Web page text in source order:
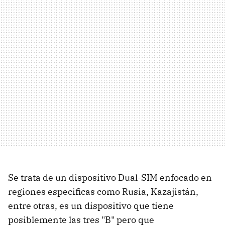
Se trata de un dispositivo Dual-SIM enfocado en
regiones especificas como Rusia, Kazajistán,
entre otras, es un dispositivo que tiene
posiblemente las tres "B" pero que